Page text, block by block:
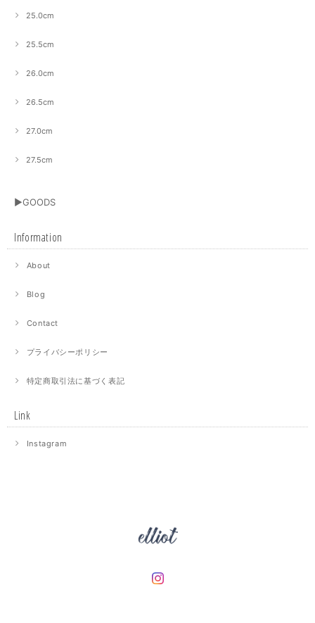
25.0cm
25.5cm
26.0cm
26.5cm
27.0cm
27.5cm
▶GOODS
Information
About
Blog
Contact
プライバシーポリシー
特定商取引法に基づく表記
Link
Instagram